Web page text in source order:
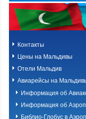
Контакты
Цены на Мальдивы
Отели Мальдив
Авиарейсы на
Информация об
Информация об
Библио-Глобус в